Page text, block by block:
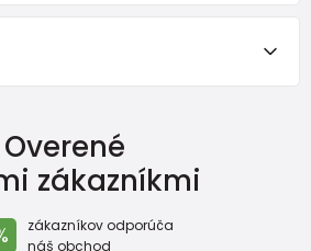
Výška (cm)
do 50 do 3,4
do 56 do 4,5
Overené
zákazníkmi
zákazníkov odporúča
náš obchod